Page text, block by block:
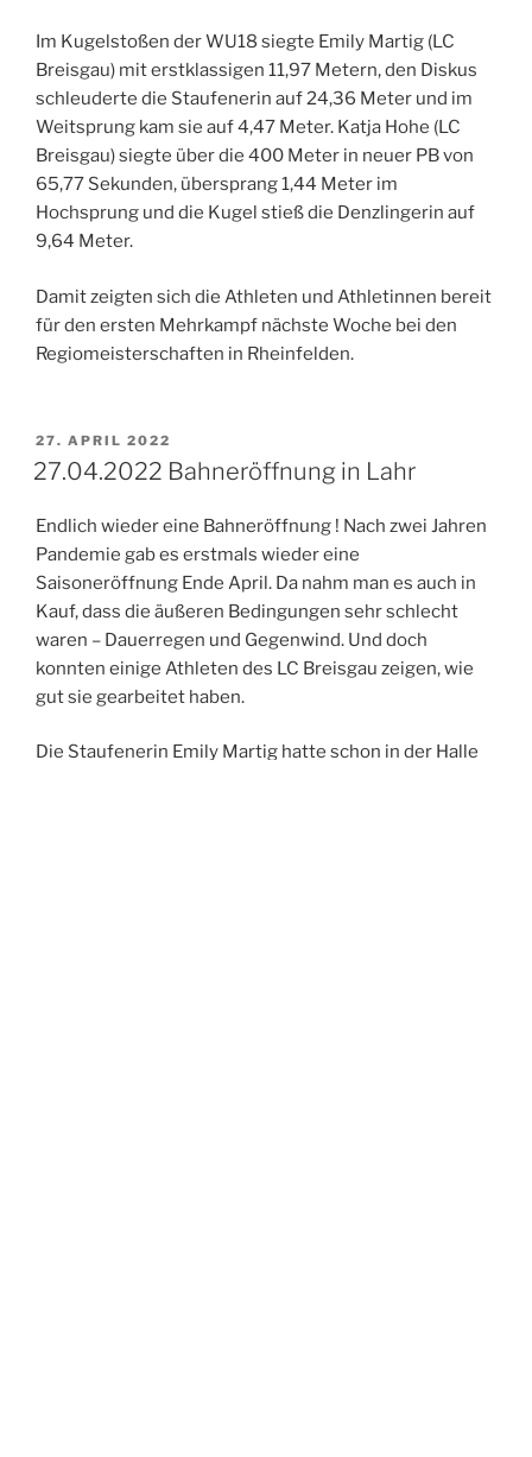
Im Kugelstoßen der WU18 siegte Emily Martig (LC
Breisgau) mit erstklassigen 11,97 Metern, den Diskus
schleuderte die Staufenerin auf 24,36 Meter und im
Weitsprung kam sie auf 4,47 Meter. Katja Hohe (LC
Breisgau) siegte über die 400 Meter in neuer PB von
65,77 Sekunden, übersprang 1,44 Meter im
Hochsprung und die Kugel stieß die Denzlingerin auf
9,64 Meter.
Damit zeigten sich die Athleten und Athletinnen bereit
für den ersten Mehrkampf nächste Woche bei den
Regiomeisterschaften in Rheinfelden.
VERÖFFENTLICHT
AM
27. APRIL 2022
27.04.2022 Bahneröffnung in Lahr
Endlich wieder eine Bahneröffnung ! Nach zwei Jahren
Pandemie gab es erstmals wieder eine
Saisoneröffnung Ende April. Da nahm man es auch in
Kauf, dass die äußeren Bedingungen sehr schlecht
waren – Dauerregen und Gegenwind. Und doch
konnten einige Athleten des LC Breisgau zeigen, wie
gut sie gearbeitet haben.
Die Staufenerin Emily Martig hatte schon in der Halle